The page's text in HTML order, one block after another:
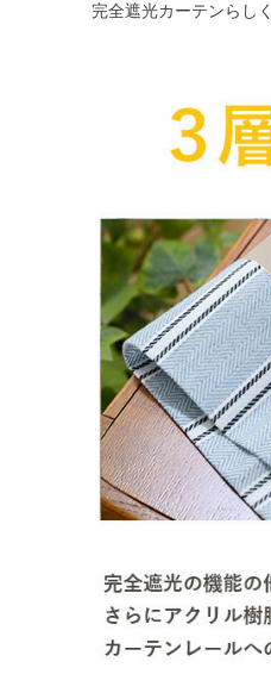
完全遮光カーテンらし